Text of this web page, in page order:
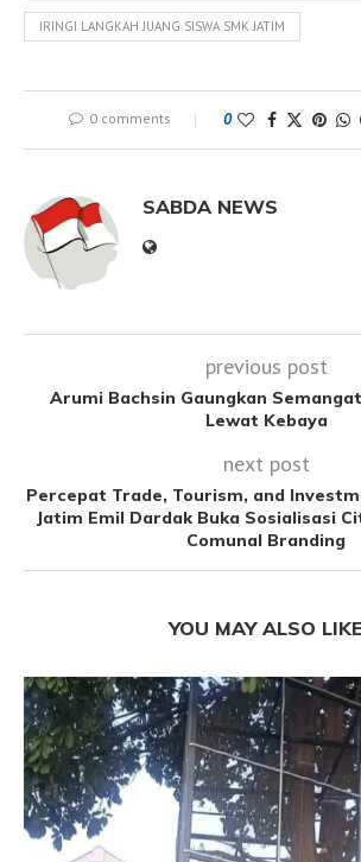
IRINGI LANGKAH JUANG SISWA SMK JATIM
0 comments 0
SABDA NEWS
previous post
Arumi Bachsin Gaungkan
Lewat Kebaya
next post
Percepat Trade, Tourism, and
Jatim Emil Dardak Buka Sosialisasi
Comunal Branding
YOU MAY ALSO LIKE